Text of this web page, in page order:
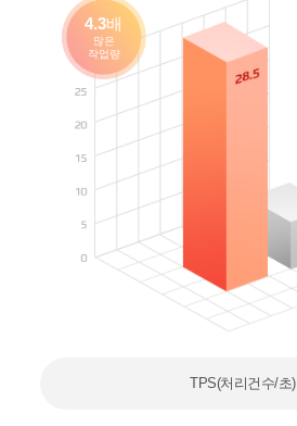
4.3배
많은
작업량
TPS(처리건수/초)